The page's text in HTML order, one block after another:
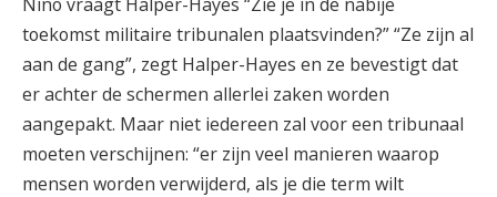
toekomst militaire tribunalen plaatsvinden?” “Ze zijn al
aan de gang”, zegt Halper-Hayes en ze bevestigt dat
er achter de schermen allerlei zaken worden
aangepakt. Maar niet iedereen zal voor een tribunaal
moeten verschijnen: “er zijn veel manieren waarop
mensen worden verwijderd, als je die term wilt